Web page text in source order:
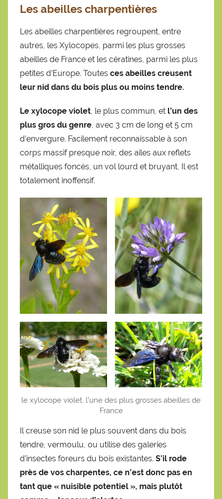
Les abeilles charpentières
Les abeilles charpentières regroupent, entre
autres, les Xylocopes, parmi les plus grosses
abeilles de France et les cératines, parmi les plus
petites d’Europe. Toutes ces abeilles creusent
leur nid dans du bois plus ou moins tendre.
Le xylocope violet, le plus commun, et l’un des
plus gros du genre, avec 3 cm de long et 5 cm
d’envergure. Facilement reconnaissable à son
corps massif presque noir, des ailes aux reflets
métalliques foncés, un vol lourd et bruyant, Il est
totalement inoffensif.
le xylocope violet, l’une des plus grosses abeilles de
France
Il creuse son nid le plus souvent dans du bois
tendre, vermoulu, ou utilise des galeries
d’insectes foreurs du bois existantes. S’il rode
près de vos charpentes, ce n’est donc pas en
tant que « nuisible potentiel », mais plutôt